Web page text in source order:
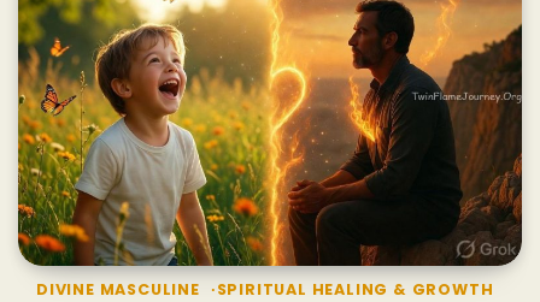
DIVINE MASCULINE SPIRITUAL HEALING & GROWTH